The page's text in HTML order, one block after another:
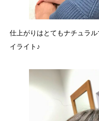
仕上がりはとてもナチュラ
イライト♪